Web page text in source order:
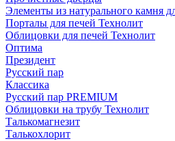
Элементы из натурального камня
Порталы для печей Технолит
Облицовки для печей Технолит
Оптима
Президент
Русский пар
Классика
Русский пар PREMIUM
Облицовки на трубу Технолит
Талькомагнезит
Талькохлорит